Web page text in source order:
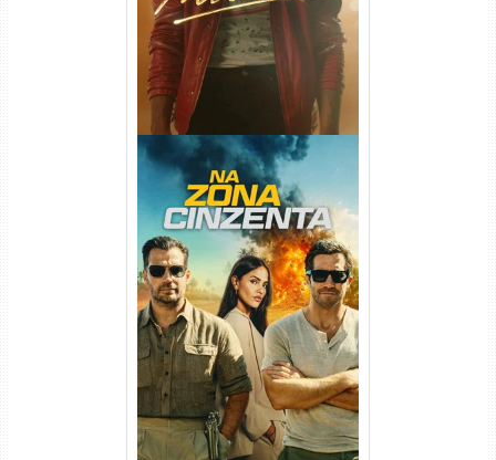
Na Zona Cinzenta Torrent
(2026) WEB-DL 1080p/4K
Dual Áudio